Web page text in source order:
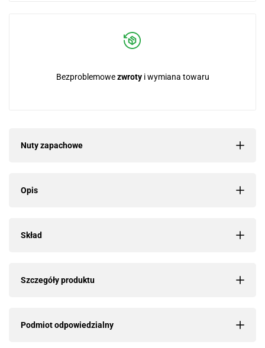
Bezproblemowezwrotyi wymiana towaru
Nuty zapachowe
Opis
Skład
Szczegóły produktu
Podmiot odpowiedzialny